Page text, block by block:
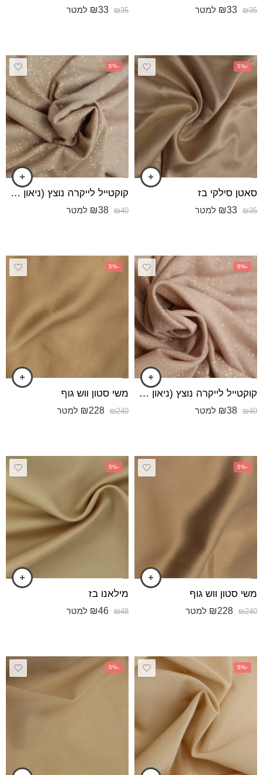
₪35
₪33 למטר ₪35
₪33 למטר
-5%
סאטן סילקי בז
₪35
₪33 למטר
-5%
קוקטייל לייקרה נוצץ (ניאון מנצנץ) גוף מבריק
₪40
₪38 למטר
-5%
קוקטייל לייקרה נוצץ (ניאון מנצנץ) בז עם מבריק כסף
₪40
₪38 למטר
-5%
משי סטון ווש גוף
₪240
₪228 למטר
-5%
משי סטון ווש גוף
₪240
₪228 למטר
-5%
מילאנו בז
₪48
₪46 למטר
-5%
-5%